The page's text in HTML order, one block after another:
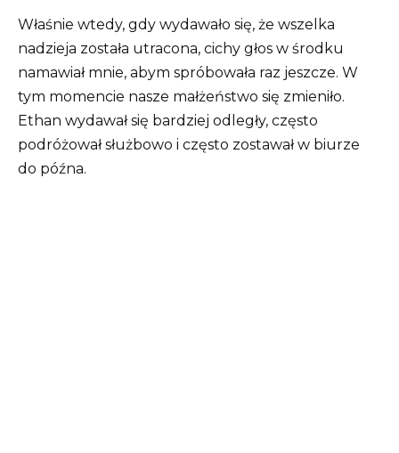
Właśnie wtedy, gdy wydawało się, że wszelka
nadzieja została utracona, cichy głos w środku
namawiał mnie, abym spróbowała raz jeszcze. W
tym momencie nasze małżeństwo się zmieniło.
Ethan wydawał się bardziej odległy, często
podróżował służbowo i często zostawał w biurze
do późna.